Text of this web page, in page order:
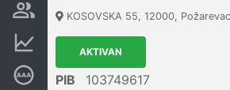
Vlasnička struktura
Finansijski podaci
Sertifikat bonitetne izvrsnosti
KOSOVSKA 55, 12000, Požarevac
AKTIVAN
PIB
103749617